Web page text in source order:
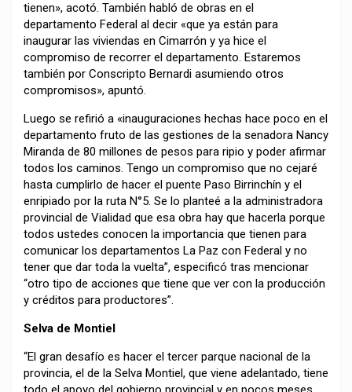
tienen», acotó. También habló de obras en el
departamento Federal al decir «que ya están para
inaugurar las viviendas en Cimarrón y ya hice el
compromiso de recorrer el departamento. Estaremos
también por Conscripto Bernardi asumiendo otros
compromisos», apuntó.
Luego se refirió a «inauguraciones hechas hace poco en el
departamento fruto de las gestiones de la senadora Nancy
Miranda de 80 millones de pesos para ripio y poder afirmar
todos los caminos. Tengo un compromiso que no cejaré
hasta cumplirlo de hacer el puente Paso Birrinchín y el
enripiado por la ruta N°5. Se lo planteé a la administradora
provincial de Vialidad que esa obra hay que hacerla porque
todos ustedes conocen la importancia que tienen para
comunicar los departamentos La Paz con Federal y no
tener que dar toda la vuelta”, especificó tras mencionar
“otro tipo de acciones que tiene que ver con la producción
y créditos para productores”.
Selva de Montiel
“El gran desafío es hacer el tercer parque nacional de la
provincia, el de la Selva Montiel, que viene adelantado, tiene